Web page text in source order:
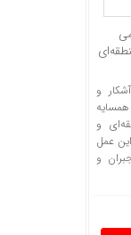
و
و
عمل
و